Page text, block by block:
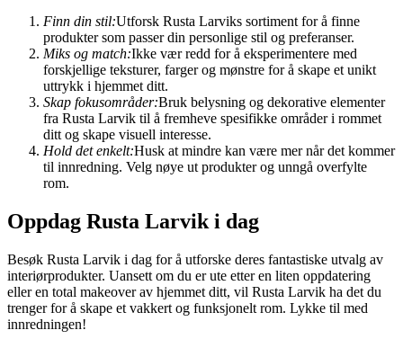
Finn din stil:Utforsk Rusta Larviks sortiment for å finne
produkter som passer din personlige stil og preferanser.
Miks og match:Ikke vær redd for å eksperimentere med
forskjellige teksturer, farger og mønstre for å skape et unikt
uttrykk i hjemmet ditt.
Skap fokusområder:Bruk belysning og dekorative elementer
fra Rusta Larvik til å fremheve spesifikke områder i rommet
ditt og skape visuell interesse.
Hold det enkelt:Husk at mindre kan være mer når det kommer
til innredning. Velg nøye ut produkter og unngå overfylte
rom.
Oppdag Rusta Larvik i dag
Besøk Rusta Larvik i dag for å utforske deres fantastiske utvalg av
interiørprodukter. Uansett om du er ute etter en liten oppdatering
eller en total makeover av hjemmet ditt, vil Rusta Larvik ha det du
trenger for å skape et vakkert og funksjonelt rom. Lykke til med
innredningen!